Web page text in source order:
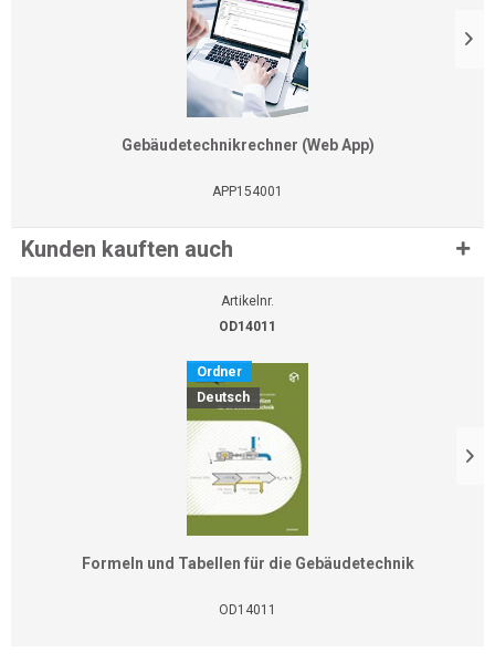
Gebäudetechnikrechner (Web App)
APP154001
Kunden kauften auch
Artikelnr.
OD14011
Ordner
Deutsch
Formeln und Tabellen für die Gebäudetechnik
OD14011